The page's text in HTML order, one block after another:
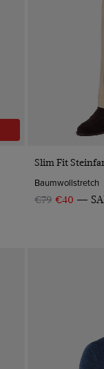
Slim Fit
Baumwollstretch
€79 €40